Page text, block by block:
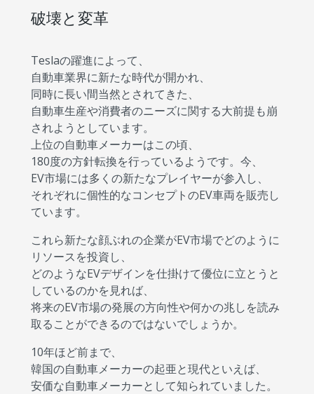
破壊と変革
Teslaの躍進によって、
自動車業界に新たな時代が開かれ、
同時に長い間当然とされてきた、
自動車生産や消費者のニーズに関する大前提も崩
されようとしています。
上位の自動車メーカーはこの頃、
180度の方針転換を行っているようです。今、
EV市場には多くの新たなプレイヤーが参入し、
それぞれに個性的なコンセプトのEV車両を販売し
ています。
これら新たな顔ぶれの企業がEV市場でどのように
リソースを投資し、
どのようなEVデザインを仕掛けて優位に立とうと
しているのかを見れば、
将来のEV市場の発展の方向性や何かの兆しを読み
取ることができるのではないでしょうか。
10年ほど前まで、
韓国の自動車メーカーの起亜と現代といえば、
安価な自動車メーカーとして知られていました。